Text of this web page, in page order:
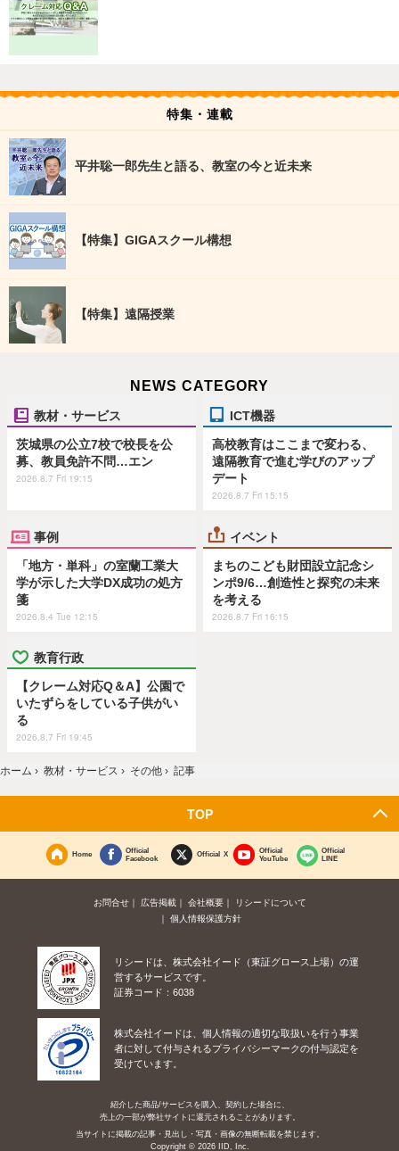
特集・連載
平井聡一郎先生と語る、教室の今と近未来
【特集】GIGAスクール構想
【特集】遠隔授業
NEWS CATEGORY
教材・サービス
茨城県の公立7校で校長を公
募、教員免許不問…エン
2026.8.7 Fri 19:15
ICT機器
高校教育はここまで変わる、
遠隔教育で進む学びのアップ
デート
2026.8.7 Fri 15:15
事例
「地方・単科」の室蘭工業大
学が示した大学DX成功の処方
箋
2026.8.4 Tue 12:15
イベント
まちのこども財団設立記念シ
ンポ9/6…創造性と探究の未来
を考える
2026.8.7 Fri 16:15
教育行政
【クレーム対応Q＆A】公園で
いたずらをしている子供がい
る
2026.8.7 Fri 19:45
ホーム › 教材・サービス › その他 › 記事
TOP
Home
Official
Facebook
Official X
Official
YouTube
Official
LINE
お問合せ 広告掲載 会社概要
リシードについて
個人情報保護方針
リシードは、株式会社イード（東証グロース上場）の運
営するサービスです。
証券コード：6038
株式会社イードは、個人情報の適切な取扱いを行う事業
者に対して付与されるプライバシーマークの付与認定を
受けています。
紹介した商品/サービスを購入、契約した場合に、
売上の一部が弊社サイトに還元されることがあります。
当サイトに掲載の記事・見出し・写真・画像の無断転載を禁じます。
Copyright © 2026 IID, Inc.